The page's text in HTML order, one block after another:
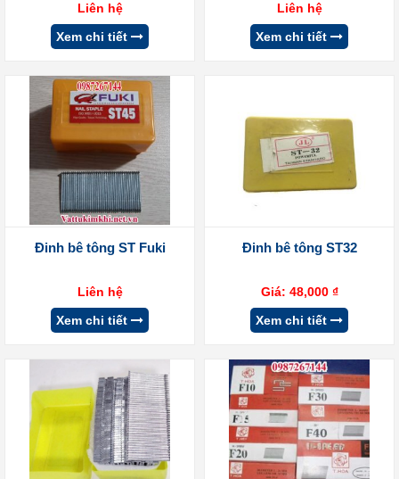
Liên hệ
Xem chi tiết
Liên hệ
Xem chi tiết
Đinh bê tông ST Fuki
Liên hệ
Xem chi tiết
Đinh bê tông ST32
Giá: 48,000 ₫
Xem chi tiết